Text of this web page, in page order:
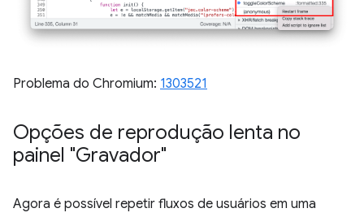
Problema do Chromium: 1303521
Opções de reprodução lenta no
painel "Gravador"
Agora é possível repetir fluxos de usuários em uma